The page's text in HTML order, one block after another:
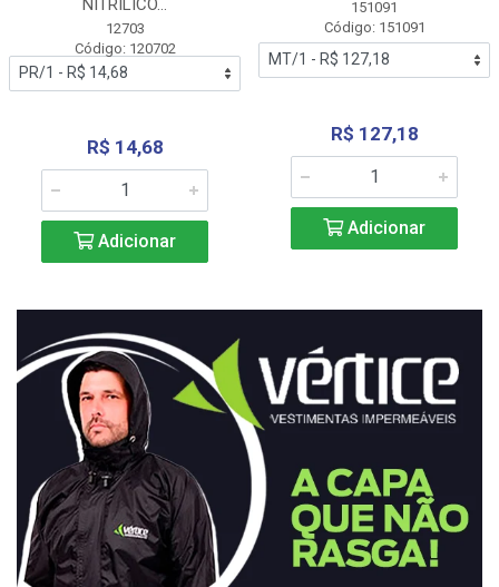
NITRÍLICO...
12703
Código: 120702
R$ 14,68
Adicionar
151091
Código: 151091
R$ 127,18
Adicionar